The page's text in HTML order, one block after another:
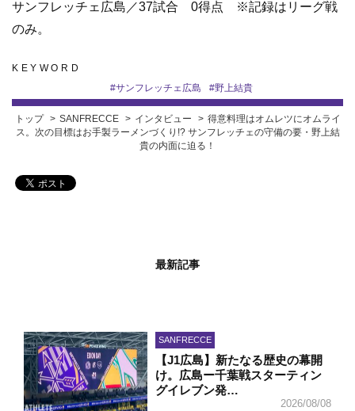
サンフレッチェ広島／37試合 0得点 ※記録はリーグ戦
のみ。
KEYWORD
#サンフレッチェ広島 #野上結貴
トップ SANFRECCE インタビュー
得意料理はオムレツにオムライ
ス。次の目標はお手製ラーメンづくり!? サンフレッチェの守備の要・野上結
貴の内面に迫る！
最新記事
SANFRECCE
【J1広島】新たなる歴史の幕開
け。広島ー千葉戦スターティン
グイレブン発…
2026/08/08